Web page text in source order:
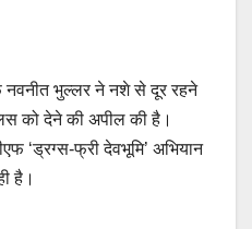
नवनीत भुल्लर ने नशे से दूर रहने
को देने की अपील की है।
‘ड्रग्स-फ्री देवभूमि’ अभियान
है।